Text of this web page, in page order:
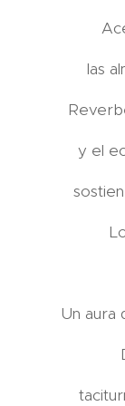
las
y el
Un aura